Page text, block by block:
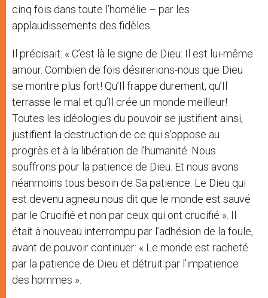
cinq fois dans toute l’homélie – par les
applaudissements des fidèles.
Il précisait: « C’est là le signe de Dieu: Il est lui-même
amour. Combien de fois désirerions-nous que Dieu
se montre plus fort! Qu’Il frappe durement, qu’Il
terrasse le mal et qu’Il crée un monde meilleur!
Toutes les idéologies du pouvoir se justifient ainsi,
justifient la destruction de ce qui s’oppose au
progrès et à la libération de l’humanité. Nous
souffrons pour la patience de Dieu. Et nous avons
néanmoins tous besoin de Sa patience. Le Dieu qui
est devenu agneau nous dit que le monde est sauvé
par le Crucifié et non par ceux qui ont crucifié ». Il
était à nouveau interrompu par l’adhésion de la foule,
avant de pouvoir continuer: « Le monde est racheté
par la patience de Dieu et détruit par l’impatience
des hommes ».